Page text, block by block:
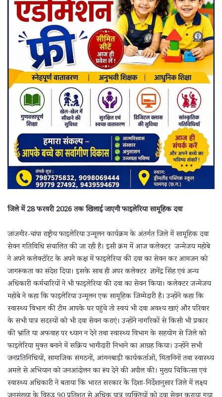
जिले में 28 फरवरी 2026 तक खिलाई जाएगी फाइलेरिया सामूहिक दवा
जांजगीर-चांपा राष्ट्रीय फाइलेरिया उन्मूलन कार्यक्रम के अंतर्गत जिले में सामूहिक दवा
सेवन गतिविधि संचालित की जा रही है। इसी क्रम में आज कलेक्टर जन्मेजय महोबे
ने अपने कलेक्टोरेट के अपने कक्ष में फाइलेरिया की दवा का सेवन कर आमजन को
जागरूकता का संदेश दिया। इसके साथ ही अपर कलेक्टर ज्ञानेंद्र सिंह एवं अन्य
अधिकारी कर्मचारियों ने भी फाइलेरिया की दवा का सेवन किया। कलेक्टर जन्मेजय
महोबे ने कहा कि फाइलेरिया उन्मूलन एक सामूहिक जिम्मेदारी है। उन्होंने कहा कि
स्वास्थ्य विभाग की टीम आपके घर पहुंचे तो स्वयं भी दवा अवश्य खाएं और परिवार
के सभी पात्र सदस्यों को भी दवा सेवन कराएं। उन्होंने नागरिकों से किसी भी प्रकार
की भ्रांति या अफवाह पर ध्यान न देने तथा स्वास्थ्य विभाग के सहयोग से जिले को
फाइलेरिया मुक्त बनाने में सक्रिय भागीदारी निभाने का आग्रह किया। उन्होंने सभी
जनप्रतिनिधियों, सामाजिक संगठनों, आंगनबाड़ी कार्यकर्ताओं, मितानिनों तथा स्वास्थ्य
अमले से अभियान को जनआंदोलन का रूप देने की अपील की। मुख्य चिकित्सा एवं
स्वास्थ्य अधिकारी ने बताया कि भारत सरकार के दिशा-निर्देशानुसार जिले में लक्ष्य